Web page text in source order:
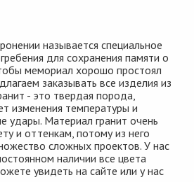
называется специальное
для сохранения памяти о
мемориал хорошо простоял
заказывать все изделия из
- это твердая порода,
изменения температуры и
удары. Материал гранит очень
и оттенкам, потому из него
сложных проектов. У нас
наличии все цвета
увидеть на сайте или у нас